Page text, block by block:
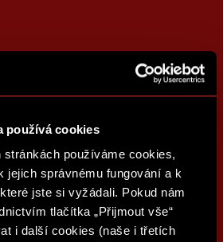
používá cookies
používáme cookies,
jejich správnému fungování a k
jste si vyžádali. Pokud nám
tlačítka „Přijmout vše“
i další cookies (naše i třetích